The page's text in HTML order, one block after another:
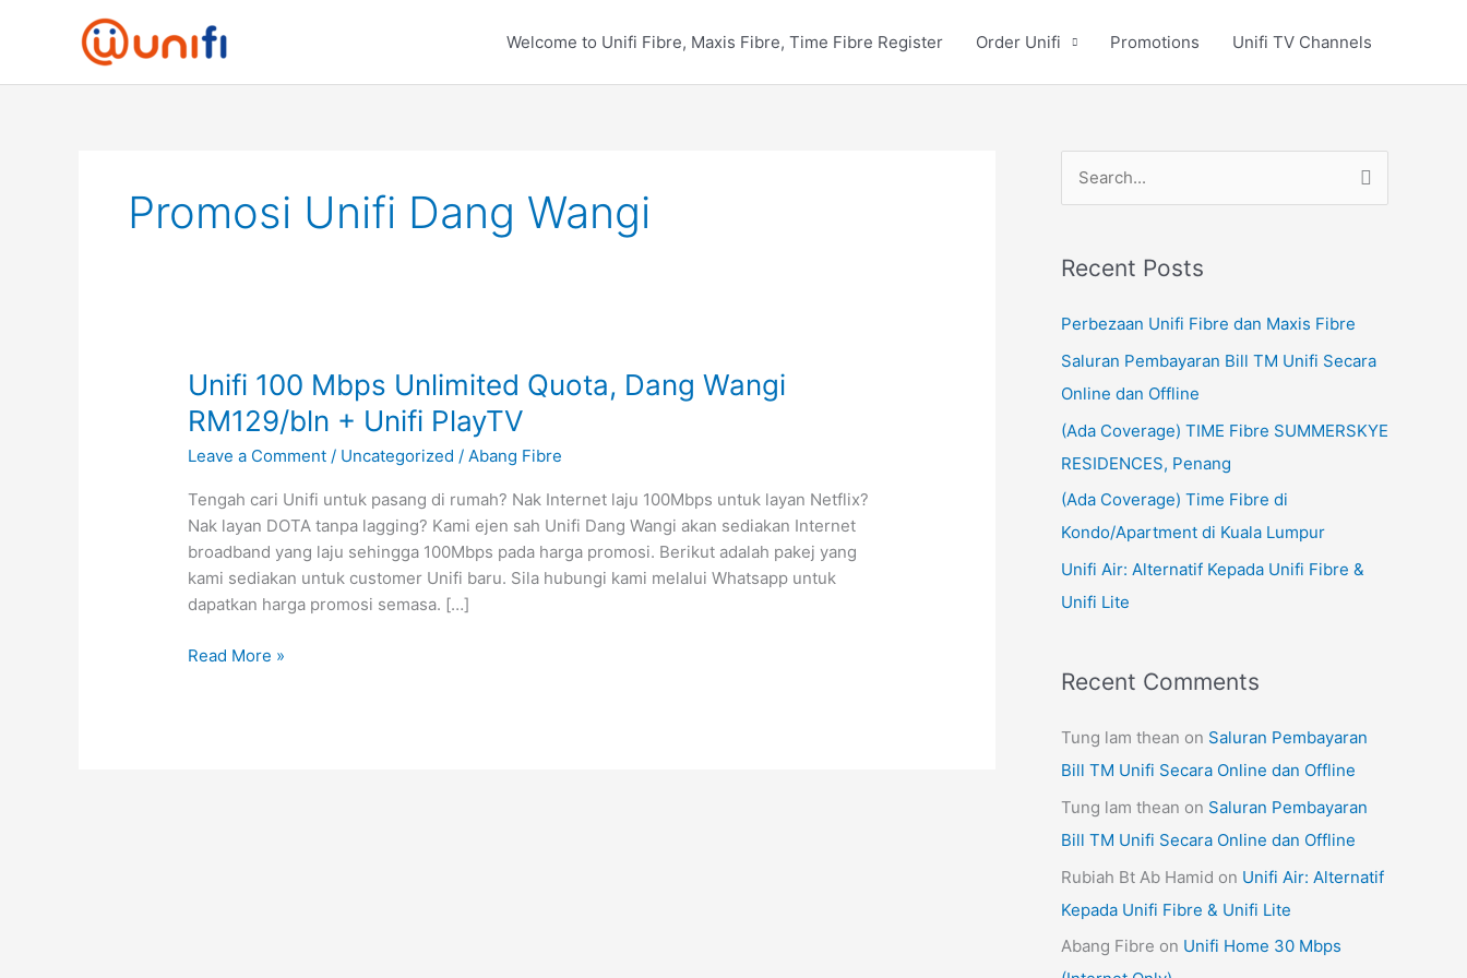
Welcome to Unifi Fibre, Maxis Fibre, Time Fibre Register Order Unifi Promotions Unifi TV Channels
Promosi Unifi Dang Wangi
Unifi 100 Mbps Unlimited Quota, Dang Wangi
RM129/bln + Unifi PlayTV
Leave a Comment / Uncategorized /Abang Fibre
Tengah cari Unifi untuk pasang di rumah? Nak Internet laju 100Mbps untuk layan Netflix?
Nak layan DOTA tanpa lagging? Kami ejen sah Unifi Dang Wangi akan sediakan Internet
broadband yang laju sehingga 100Mbps pada harga promosi. Berikut adalah pakej yang
kami sediakan untuk customer Unifi baru. Sila hubungi kami melalui Whatsapp untuk
dapatkan harga promosi semasa. […]
Unifi
Mbps
Unlimited
Dang
Wangi
RM129/bln
+
Unifi
Read More »
r
c
r
:
Recent Posts
Perbezaan Unifi Fibre dan Maxis Fibre
Saluran Pembayaran Bill TM Unifi Secara
Online dan Offline
(Ada Coverage) TIME Fibre SUMMERSKYE
RESIDENCES, Penang
(Ada Coverage) Time Fibre di
Kondo/Apartment di Kuala Lumpur
Unifi Air: Alternatif Kepada Unifi Fibre &
Unifi Lite
Recent Comments
Tung lam thean on Saluran Pembayaran
Bill TM Unifi Secara Online dan Offline
Tung lam thean on Saluran Pembayaran
Bill TM Unifi Secara Online dan Offline
Rubiah Bt Ab Hamid on Unifi Air: Alternatif
Kepada Unifi Fibre & Unifi Lite
Abang Fibre on Unifi Home 30 Mbps